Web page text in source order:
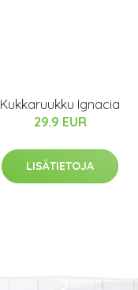
Kukkaruukku Ignacia
29.9 EUR
LISÄTIETOJA